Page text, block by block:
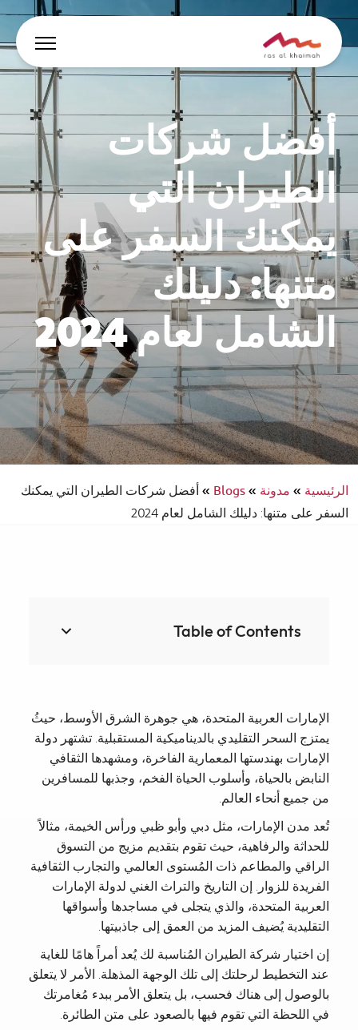
العروض
دع الإلهام يقودك
أين تقيم
أبرز الفعاليات والأنشطة
خطط لرحلتك
🇸🇦
AR الفعاليات يبحث
أفضل شركات
الطيران التي
يمكنك السفر على
متنها: دليلك
الشامل لعام 2024
الرئيسية»مدونة»
Blogs
»أفضل شركات الطيران التي يمكنك
السفر على متنها: دليلك الشامل لعام 2024
Table of Contents
الإمارات العربية المتحدة، هي جوهرة الشرق الأوسط، حيثُ
يمتزج السحر التقليدي بالديناميكية المستقبلية. تشتهر دولة
الإمارات بهندستها المعمارية الفاخرة، ومشهدها الثقافي
النابض بالحياة، وأسلوب الحياة الفخم، وجذبها للمسافرين
من جميع أنحاء العالم.
تُعد مدن الإمارات، مثل دبي وأبو ظبي ورأس الخيمة، مثالاً
للحداثة والرفاهية، حيث تقوم بتقديم مزيج من التسوق
الراقي والمطاعم ذات المُستوى العالمي والتجارب الثقافية
الفريدة للزوار. إن التاريخ والتراث الغني لدولة الإمارات
العربية المتحدة، والذي يتجلى في مساجدها وأسواقها
التقليدية يُضيف المزيد من العمق إلى جاذبيتها.
إن اختيار شركة الطيران المُناسبة لك يُعد أمراً هامًا للغاية
عند التخطيط لرحلتك إلى تلك الوجهة المذهلة. الأمر لا يتعلق
بالوصول إلى هناك فحسب، بل يتعلق الأمر ببدء مُغامرتك
في اللحظة التي تقوم فيها بالصعود على متن الطائرة.